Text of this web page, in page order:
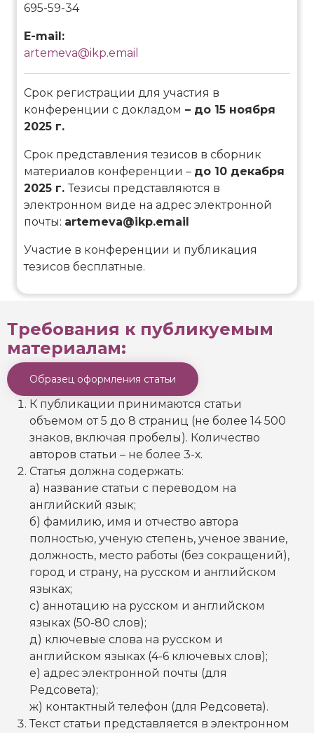
695-59-34
E-mail:
artemeva@ikp.email
Срок регистрации для участия в
конференции с докладом – до 15 ноября
2025 г.
Срок представления тезисов в сборник
материалов конференции – до 10 декабря
2025 г. Тезисы представляются в
электронном виде на адрес электронной
почты: artemeva@ikp.email
Участие в конференции и публикация
тезисов бесплатные.
Требования к публикуемым
материалам:
Образец оформления статьи
К публикации принимаются статьи
объемом от 5 до 8 страниц (не более 14 500
знаков, включая пробелы). Количество
авторов статьи – не более 3-х.
Статья должна содержать:
а) название статьи с переводом на
английский язык;
б) фамилию, имя и отчество автора
полностью, ученую степень, ученое звание,
должность, место работы (без сокращений),
город и страну, на русском и английском
языках;
c) аннотацию на русском и английском
языках (50-80 слов);
д) ключевые слова на русском и
английском языках (4-6 ключевых слов);
e) адрес электронной почты (для
Редсовета);
ж) контактный телефон (для Редсовета).
Текст статьи представляется в электронном